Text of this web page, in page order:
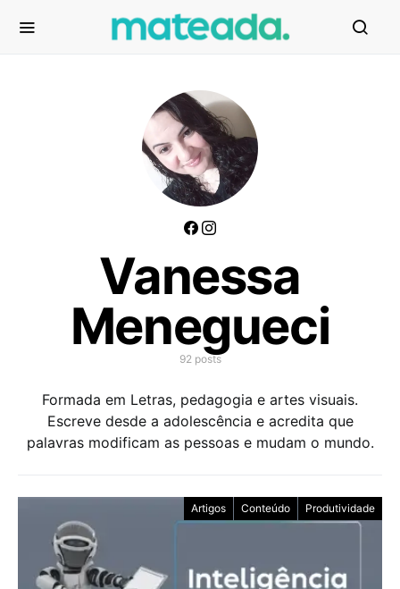
Vanessa
Menegueci
92 posts
Formada em Letras, pedagogia e artes visuais.
Escreve desde a adolescência e acredita que
palavras modificam as pessoas e mudam o mundo.
Artigos Conteúdo Produtividade